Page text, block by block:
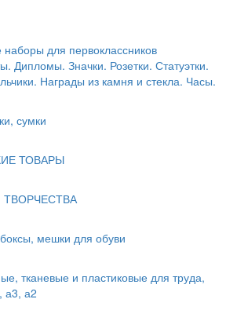
наборы для первоклассников
Дипломы. Значки. Розетки. Статуэтки.
Награды из камня и стекла. Часы.
сумки
ТОВАРЫ
мешки для обуви
тканевые и пластиковые для труда,
а2